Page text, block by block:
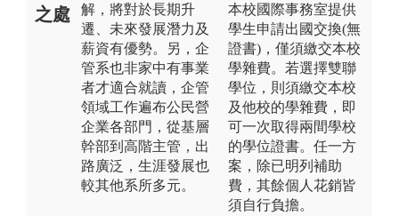
之處
解，將對於長期升
遷、未來發展潛力及
薪資有優勢。另，企
管系也非家中有事業
者才適合就讀，企管
領域工作遍布公民營
企業各部門，從基層
幹部到高階主管，出
路廣泛，生涯發展也
較其他系所多元。
本校國際事務室提供
學生申請出國交換(無
證書)，僅須繳交本校
學雜費。若選擇雙聯
學位，則須繳交本校
及他校的學雜費，即
可一次取得兩間學校
的學位證書。任一方
案，除已明列補助
費，其餘個人花銷皆
須自行負擔。